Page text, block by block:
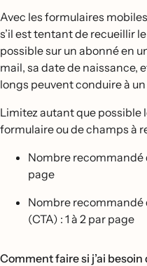
Avec les formulaires
s’il est tentant de recueillir
possible sur un abonné en
mail, sa date de naissance,
longs peuvent conduire à
Limitez autant que possible
formulaire ou de champs à
Nombre recommandé
page
Nombre recommandé
(CTA) : 1 à 2 par page
Comment faire si j’ai